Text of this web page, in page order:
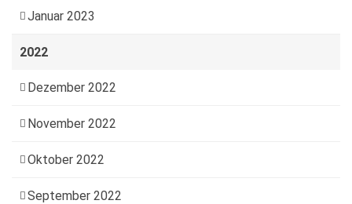
Januar 2023
2022
Dezember 2022
November 2022
Oktober 2022
September 2022